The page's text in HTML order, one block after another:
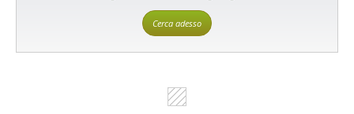
Cerca adesso